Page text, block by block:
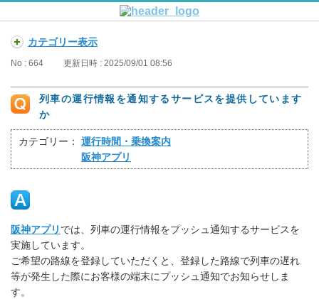
カテゴリー表示
No : 664 更新日時 : 2025/09/01 08:56
列車の運行情報を通知するサービスを提供しています
か
カテゴリー：
運行時間・乗換案内
阪神アプリ
阪神アプリ では、列車の運行情報をプッシュ通知するサービスを
実施しています。
ご希望の路線を登録していただくと、登録した路線で列車の遅れ
等が発生した際にお客様の端末にプッシュ通知でお知らせしま
す。